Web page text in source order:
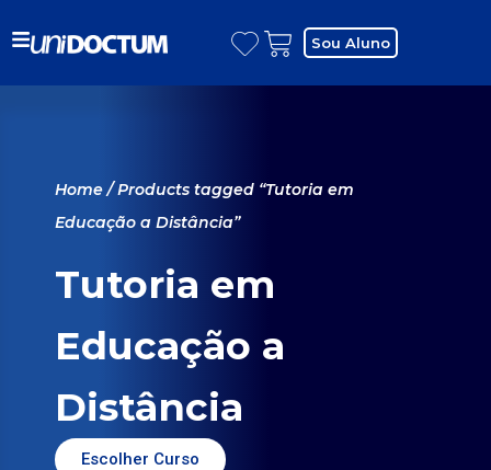
Sou Aluno
Home/ Products tagged “Tutoria em
Educação a Distância”
Tutoria em
Educação a
Distância
Escolher Curso